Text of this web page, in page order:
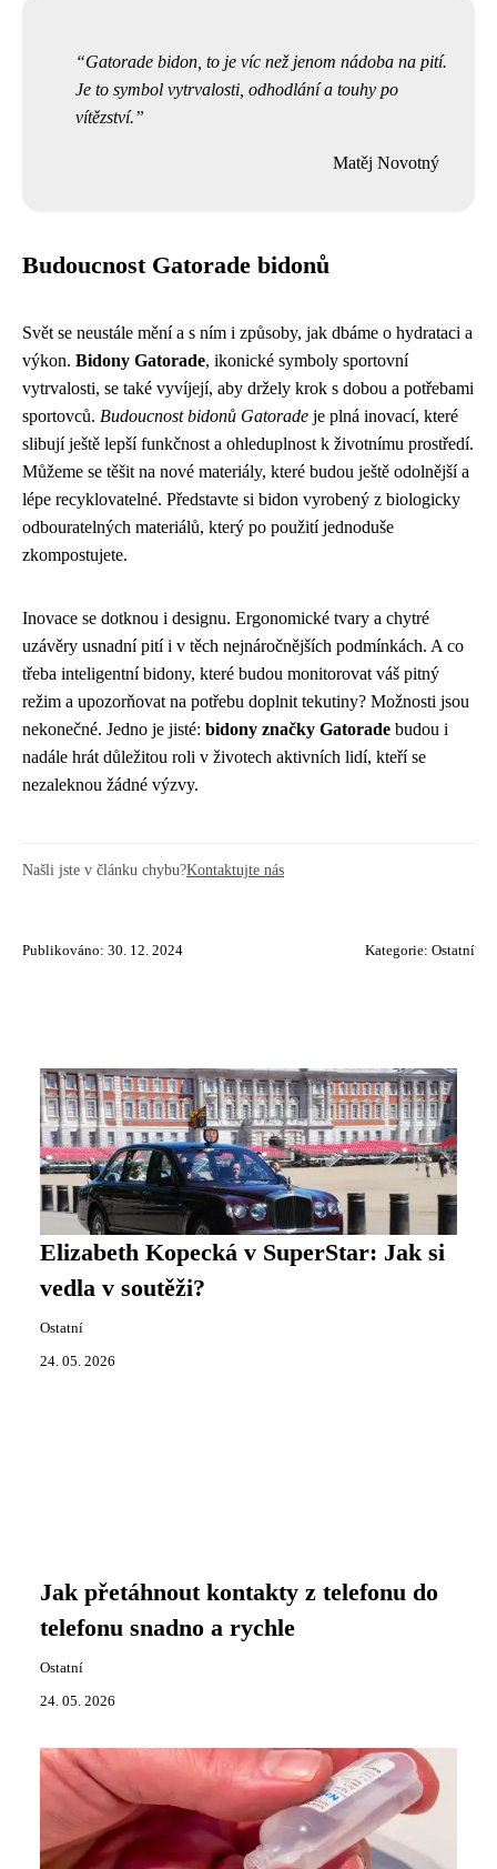
Gatorade bidon, to je víc než jenom nádoba na pití.
Je to symbol vytrvalosti, odhodlání a touhy po
vítězství.
Matěj Novotný
Budoucnost Gatorade bidonů
Svět se neustále mění a s ním i způsoby, jak dbáme o hydrataci a
výkon. Bidony Gatorade, ikonické symboly sportovní
vytrvalosti, se také vyvíjejí, aby držely krok s dobou a potřebami
sportovců. Budoucnost bidonů Gatorade je plná inovací, které
slibují ještě lepší funkčnost a ohleduplnost k životnímu prostředí.
Můžeme se těšit na nové materiály, které budou ještě odolnější a
lépe recyklovatelné. Představte si bidon vyrobený z biologicky
odbouratelných materiálů, který po použití jednoduše
zkompostujete.
Inovace se dotknou i designu. Ergonomické tvary a chytré
uzávěry usnadní pití i v těch nejnáročnějších podmínkách. A co
třeba inteligentní bidony, které budou monitorovat váš pitný
režim a upozorňovat na potřebu doplnit tekutiny? Možnosti jsou
nekonečné. Jedno je jisté: bidony značky Gatorade budou i
nadále hrát důležitou roli v životech aktivních lidí, kteří se
nezaleknou žádné výzvy.
Našli jste v článku chybu?Kontaktujte nás
Publikováno: 30. 12. 2024 Kategorie: Ostatní
Elizabeth Kopecká v SuperStar: Jak si
vedla v soutěži?
Ostatní
24. 05. 2026
Jak přetáhnout kontakty z telefonu do
telefonu snadno a rychle
Ostatní
24. 05. 2026